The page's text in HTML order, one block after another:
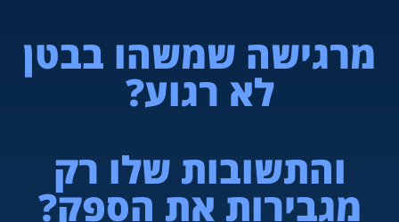
מרגישה שמשהו בבטן
לא רגוע?
והתשובות שלו רק
מגבירות את הספק?